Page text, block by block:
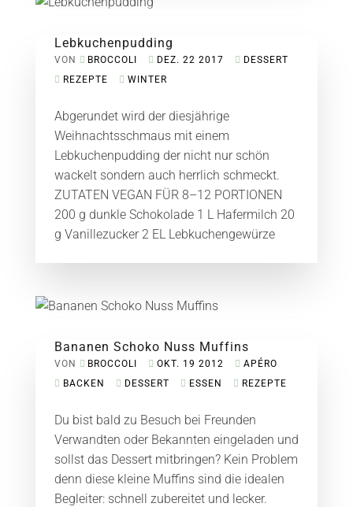
Lebkuchenpudding
VON BROCCOLI DEZ. 22 2017
DESSERT
REZEPTE
WINTER
Abgerundet wird der diesjährige
Weihnachtsschmaus mit einem
Lebkuchenpudding der nicht nur schön
wackelt sondern auch herrlich schmeckt.
ZUTATEN VEGAN FÜR 8–12 PORTIONEN
200 g dunkle Schokolade 1 L Hafermilch 20
g Vanillezucker 2 EL Lebkuchengewürze
Bananen Schoko Nuss Muffins
VON BROCCOLI OKT. 19 2012
APÉRO
BACKEN
DESSERT ESSEN REZEPTE
Du bist bald zu Besuch bei Freunden
Verwandten oder Bekannten eingeladen und
sollst das Dessert mitbringen? Kein Problem
denn diese kleine Muffins sind die idealen
Begleiter: schnell zubereitet und lecker.